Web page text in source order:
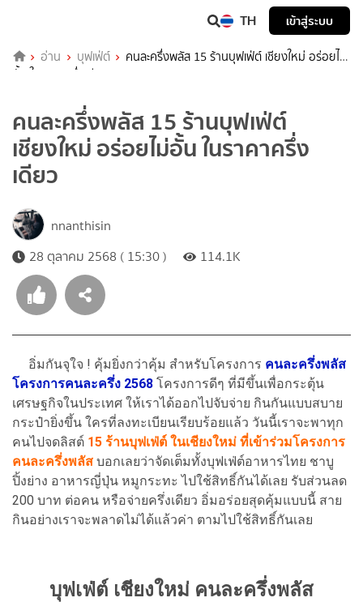
TH เข้าสู่ระบบ
อ่าน บุฟเฟ่ต์
คนละครึ่งพลัส 15 ร้านบุฟเฟ่ต์ เชียงใหม่ อร่อยไม่
อั้น ในราคาครึ่งเดียว
คนละครึ่งพลัส 15 ร้านบุฟเฟ่ต์
เชียงใหม่ อร่อยไม่อั้น ในราคาครึ่ง
เดียว
nnanthisin
28 ตุลาคม 2568 ( 15:30 )
114.1K
อิ่มกันจุใจ ! คุ้มยิ่งกว่าคุ้ม สำหรับโครงการ คนละครึ่งพลัส
โครงการคนละครึ่ง 2568 โครงการดีๆ ที่มีขึ้นเพื่อกระตุ้น
เศรษฐกิจในประเทศ ให้เราได้ออกไปจับจ่าย กินกันแบบสบาย
กระป๋ายิ่งขึ้น ใครที่ลงทะเบียนเรียบร้อยแล้ว วันนี้เราจะพาทุก
คนไปจดลิสต์ 15 ร้านบุฟเฟ่ต์ ในเชียงใหม่ ที่เข้าร่วมโครงการ
คนละครึ่งพลัส บอกเลยว่าจัดเต็มทั้งบุฟเฟ่ต์อาหารไทย ชาบู
ปิ้งย่าง อาหารญี่ปุ่น หมูกระทะ ไปใช้สิทธิ์กันได้เลย รับส่วนลด
200 บาท ต่อคน หรือจ่ายครึ่งเดียว อิ่มอร่อยสุดคุ้มแบบนี้ สาย
กินอย่างเราจะพลาดไม่ได้แล้วค่า ตามไปใช้สิทธิ์กันเลย
บุฟเฟ่ต์ เชียงใหม่ คนละครึ่งพลัส